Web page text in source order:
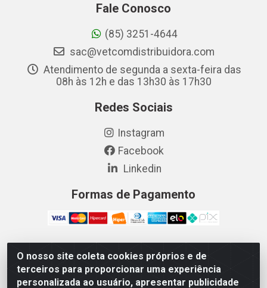
O nosso site coleta cookies próprios e de
terceiros para proporcionar uma experiência
personalizada ao usuário, apresentar publicidade
Fale Conosco
(85) 3251-4644
sac@vetcomdistribuidora.com
Atendimento de segunda a sexta-feira das
08h às 12h e das 13h30 às 17h30
Redes Sociais
Instagram
Facebook
Linkedin
Formas de Pagamento
Vetcom Distribuidora de Rações LTDA - Rua Maximiano
Barreto, 1040 - Barroso, Fortaleza/CE - CEP 60.863-260